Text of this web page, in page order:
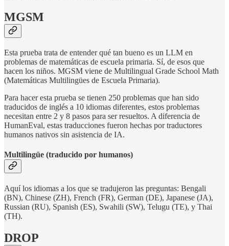
MGSM
Esta prueba trata de entender qué tan bueno es un LLM en
problemas de matemáticas de escuela primaria. Sí, de esos que
hacen los niños. MGSM viene de Multilingual Grade School Math
(Matemáticas Multilingües de Escuela Primaria).
Para hacer esta prueba se tienen 250 problemas que han sido
traducidos de inglés a 10 idiomas diferentes, estos problemas
necesitan entre 2 y 8 pasos para ser resueltos. A diferencia de
HumanEval, estas traducciones fueron hechas por traductores
humanos nativos sin asistencia de IA.
Multilingüe (traducido por humanos)
Aquí los idiomas a los que se tradujeron las preguntas: Bengali
(BN), Chinese (ZH), French (FR), German (DE), Japanese (JA),
Russian (RU), Spanish (ES), Swahili (SW), Telugu (TE), y Thai
(TH).
DROP